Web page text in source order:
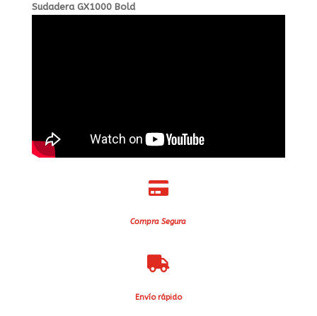
Sudadera GX1000 Bold

Compra Segura

Envío rápido